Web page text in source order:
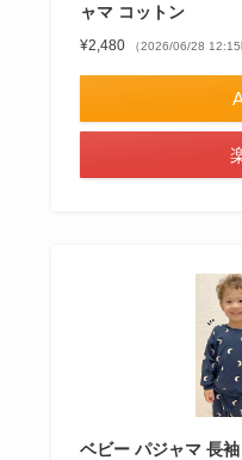
ャマ コットン
¥2,480 （2026/06/28 12:15
ベビー パジャマ 長